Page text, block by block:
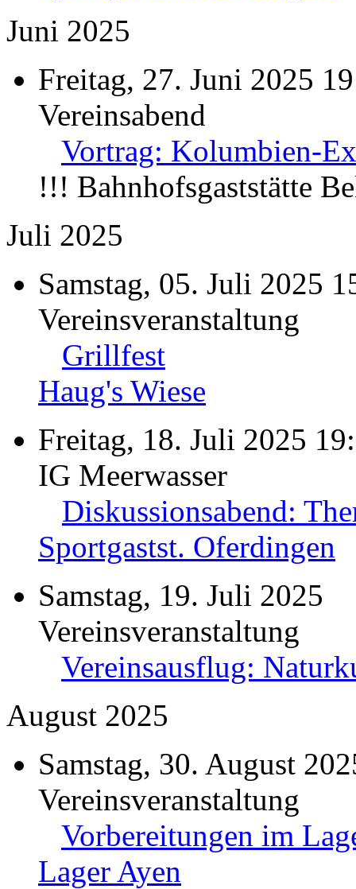
Juni 2025
Freitag, 27. Juni 2025
Vereinsabend
Vortrag: Kolumbien-
!!! Bahnhofsgaststätte
Juli 2025
Samstag, 05. Juli 2025
Vereinsveranstaltung
Grillfest
Haug's Wiese
Freitag, 18. Juli 2025
IG Meerwasser
Diskussionsabend:
Sportgastst. Oferdingen
Samstag, 19. Juli 2025
Vereinsveranstaltung
Vereinsausflug:
August 2025
Samstag, 30. August
Vereinsveranstaltung
Vorbereitungen im
Lager Ayen